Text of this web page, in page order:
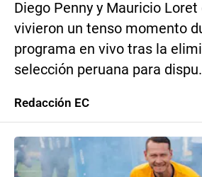
Diego Penny y Mauricio Loret
vivieron un tenso momento
programa en vivo tras la
selección peruana para
Redacción EC